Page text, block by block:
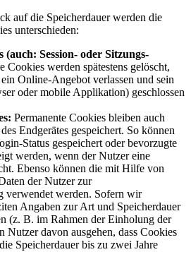
auf die Speicherdauer werden die
unterschieden:
(auch: Session- oder Sitzungs-
Cookies werden spätestens gelöscht,
Online-Angebot verlassen und sein
oder mobile Applikation) geschlossen
Permanente Cookies bleiben auch
Endgerätes gespeichert. So können
Status gespeichert oder bevorzugte
werden, wenn der Nutzer eine
Ebenso können die mit Hilfe von
der Nutzer zur
verwendet werden. Sofern wir
Angaben zur Art und Speicherdauer
(z. B. im Rahmen der Einholung der
davon ausgehen, dass Cookies
Speicherdauer bis zu zwei Jahre